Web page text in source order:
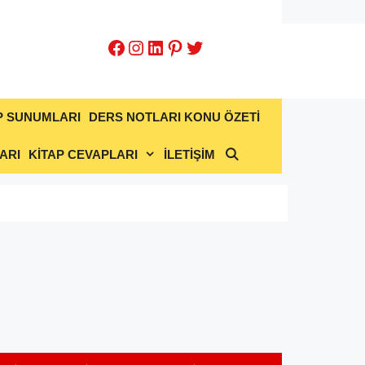
Facebook
Instagram
LinkedIn
Pinterest
Twitter
SUNUMLARI DERS NOTLARI KONU ÖZETİ
KİTAP CEVAPLARI İLETİŞİM